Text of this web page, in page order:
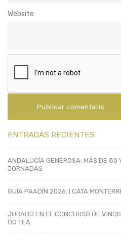
Website
ENTRADAS RECIENTES
ANDALUCÍA GENEROSA: MÁS DE 80
JORNADAS
GUÍA PAADÍN 2026: I CATA
JURADO EN EL CONCURSO DE
DO TEA